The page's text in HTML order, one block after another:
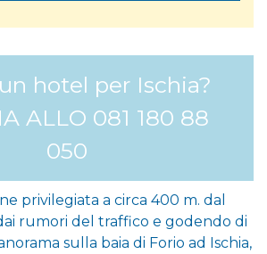
hotel per Ischia?
ALLO 081 180 88
050
privilegiata a circa 400 m. dal
rumori del traffico e godendo di
sulla baia di Forio ad Ischia,